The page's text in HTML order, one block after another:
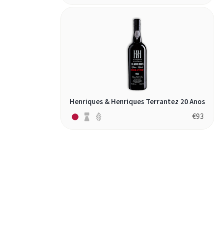
Henriques & Henriques Terrantez 20 Anos
€93